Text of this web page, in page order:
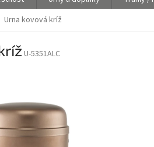
Urna kovová kríž
U-5351ALC